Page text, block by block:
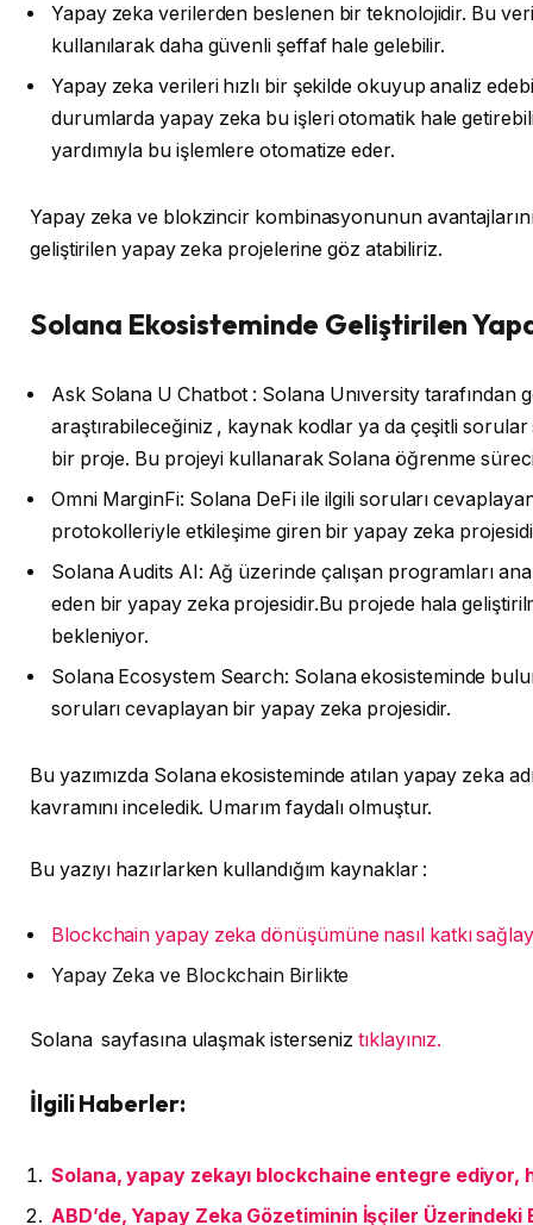
Yapay zeka verilerden beslenen bir teknolojidir. Bu
kullanılarak daha güvenli şeffaf hale gelebilir.
Yapay zeka verileri hızlı bir şekilde okuyup analiz
durumlarda yapay zeka bu işleri otomatik hale
yardımıyla bu işlemlere otomatize eder.
Yapay zeka ve blokzincir kombinasyonunun
geliştirilen yapay zeka projelerine göz atabiliriz.
Solana Ekosisteminde Geliştirilen
Ask Solana U Chatbot : Solana Unıversity tarafından
araştırabileceğiniz , kaynak kodlar ya da çeşitli
bir proje. Bu projeyi kullanarak Solana öğrenme
Omni MarginFi: Solana DeFi ile ilgili soruları
protokolleriyle etkileşime giren bir yapay zeka
Solana Audits AI: Ağ üzerinde çalışan programları
eden bir yapay zeka projesidir.Bu projede hala
bekleniyor.
Solana Ecosystem Search: Solana ekosisteminde
soruları cevaplayan bir yapay zeka projesidir.
Bu yazımızda Solana ekosisteminde atılan yapay zeka
kavramını inceledik. Umarım faydalı olmuştur.
Bu yazıyı hazırlarken kullandığım kaynaklar :
Blockchain yapay zeka dönüşümüne nasıl katkı
Yapay Zeka ve Blockchain Birlikte
Solana sayfasına ulaşmak isterseniz tıklayınız.
İlgili Haberler:
Solana, yapay zekayı blockchaine entegre
ABD’de, Yapay Zeka Gözetiminin İşçiler Üzerindeki